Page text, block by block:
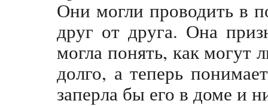
Они могли проводить в
друг от друга. Она
могла понять, как могут
долго, а теперь
заперла бы его в доме и